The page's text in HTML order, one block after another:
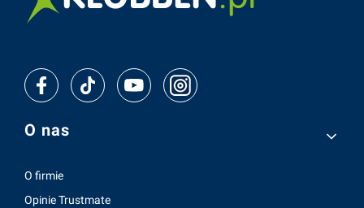
Linki w stopce
O nas
O firmie
Opinie Trustmate